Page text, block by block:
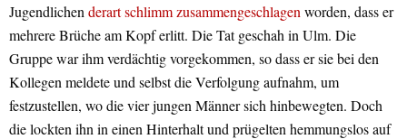
Jugendlichen derart schlimm zusammengeschlagen worden, dass er
mehrere Brüche am Kopf erlitt. Die Tat geschah in Ulm. Die
Gruppe war ihm verdächtig vorgekommen, so dass er sie bei den
Kollegen meldete und selbst die Verfolgung aufnahm, um
festzustellen, wo die vier jungen Männer sich hinbewegten. Doch
die lockten ihn in einen Hinterhalt und prügelten hemmungslos auf